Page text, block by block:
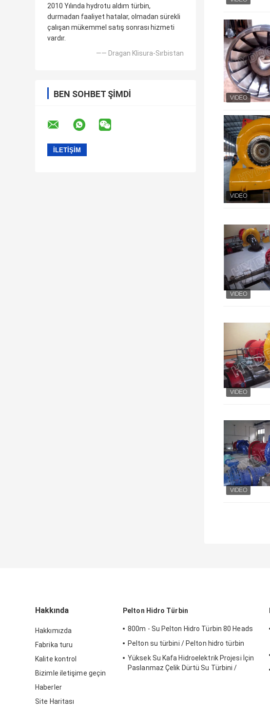
2010 Yılında hydrotu aldım türbin,
durmadan faaliyet hatalar, olmadan sürekli
çalışan mükemmel satış sonrası hizmeti
vardır.
—— Dragan Klisura-Sırbistan
BEN SOHBET ŞIMDI
Hakkında
Hakkımızda
Fabrika turu
Kalite kontrol
Bizimle iletişime geçin
Haberler
Site Haritası
Pelton Hidro Türbin
800m - Su Pelton Hidro Türbin 80 Heads
Pelton su türbini / Pelton hidro türbin
Yüksek Su Kafa Hidroelektrik Projesi İçin
Paslanmaz Çelik Dürtü Su Türbini /